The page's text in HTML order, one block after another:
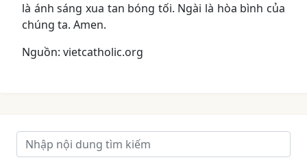
là ánh sáng xua tan bóng tối. Ngài là hòa bình của
chúng ta. Amen.
Nguồn: vietcatholic.org